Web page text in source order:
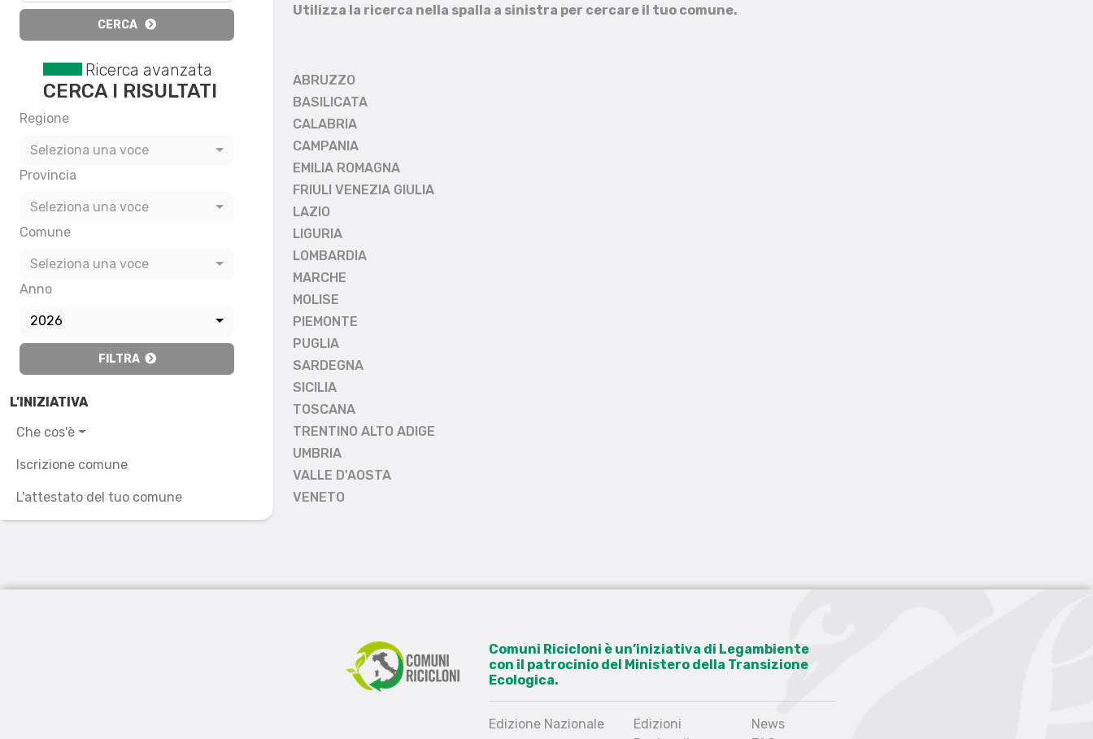
CERCA
Ricerca avanzata
CERCA I RISULTATI
Regione
Seleziona una voce
Provincia
Seleziona una voce
Comune
Seleziona una voce
Anno
2026
FILTRA
L’INIZIATIVA
Che cos'è
Iscrizione comune
L'attestato del tuo comune
Utilizza la ricerca nella spalla a sinistra per cercare il tuo comune.
ABRUZZO
BASILICATA
CALABRIA
CAMPANIA
EMILIA ROMAGNA
FRIULI VENEZIA GIULIA
LAZIO
LIGURIA
LOMBARDIA
MARCHE
MOLISE
PIEMONTE
PUGLIA
SARDEGNA
SICILIA
TOSCANA
TRENTINO ALTO ADIGE
UMBRIA
VALLE D'AOSTA
VENETO
Comuni Ricicloni è un’iniziativa di Legambiente
con il patrocinio del Ministero della Transizione
Ecologica.
Edizione Nazionale
Edizioni
News